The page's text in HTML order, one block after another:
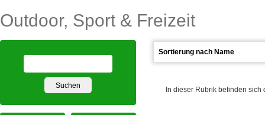
Outdoor, Sport & Freizeit
In dieser Rubrik befinden